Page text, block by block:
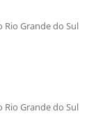
Grande do Sul
Grande do Sul